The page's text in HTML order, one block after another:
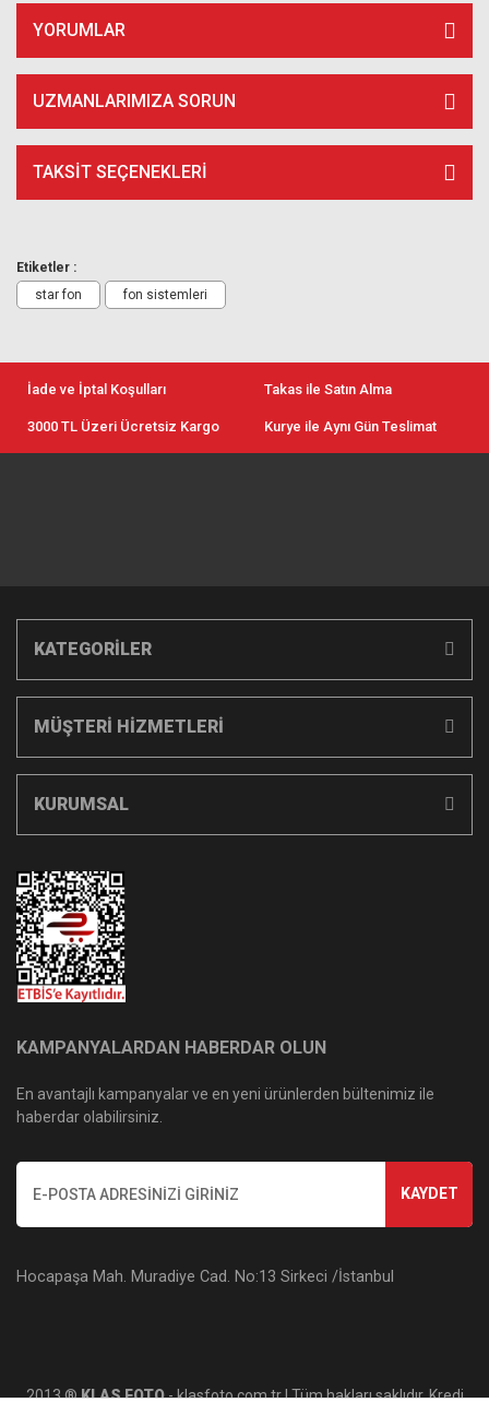
YORUMLAR
UZMANLARIMIZA SORUN
TAKSIT SEÇENEKLERI
Etiketler :
star fon
fon sistemleri
İade ve İptal Koşulları Takas ile Satın Alma
3000 TL Üzeri Ücretsiz Kargo Kurye ile Aynı Gün Teslimat
KATEGORİLER
MÜŞTERİ HİZMETLERİ
KURUMSAL
KAMPANYALARDAN HABERDAR OLUN
En avantajlı kampanyalar ve en yeni ürünlerden bültenimiz ile
haberdar olabilirsiniz.
KAYDET
Hocapaşa Mah. Muradiye Cad. No:13 Sirkeci /İstanbul
2013 ®KLAS FOTO- klasfoto.com.tr | Tüm hakları saklıdır. Kredi